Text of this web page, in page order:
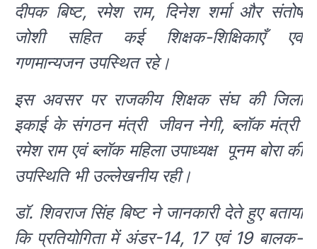
दीपक बिष्ट, रमेश राम, दिनेश शर्मा और संतोष
जोशी सहित कई शिक्षक-शिक्षिकाएँ एवं
गणमान्यजन उपस्थित रहे।
इस अवसर पर राजकीय शिक्षक संघ की जिला
इकाई के संगठन मंत्री जीवन नेगी, ब्लॉक मंत्री
रमेश राम एवं ब्लॉक महिला उपाध्यक्ष पूनम बोरा की
उपस्थिति भी उल्लेखनीय रही।
डॉ. शिवराज सिंह बिष्ट ने जानकारी देते हुए बताया
कि प्रतियोगिता में अंडर-14, 17 एवं 19 बालक-